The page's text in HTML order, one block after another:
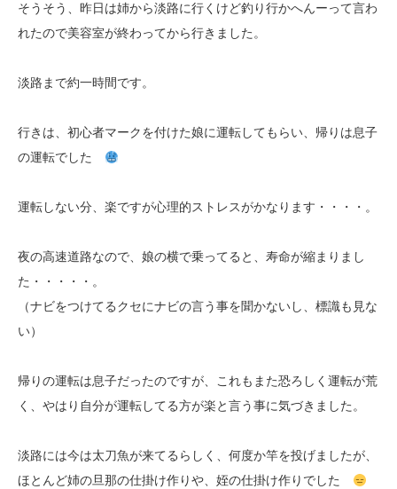
そうそう、昨日は姉から淡路に行くけど釣り行かへんーって言わ
れたので美容室が終わってから行きました。
淡路まで約一時間です。
行きは、初心者マークを付けた娘に運転してもらい、帰りは息子
の運転でした
運転しない分、楽ですが心理的ストレスがかなります・・・・。
夜の高速道路なので、娘の横で乗ってると、寿命が縮まりまし
た・・・・・。
（ナビをつけてるクセにナビの言う事を聞かないし、標識も見な
い）
帰りの運転は息子だったのですが、これもまた恐ろしく運転が荒
く、やはり自分が運転してる方が楽と言う事に気づきました。
淡路には今は太刀魚が来てるらしく、何度か竿を投げましたが、
ほとんど姉の旦那の仕掛け作りや、姪の仕掛け作りでした